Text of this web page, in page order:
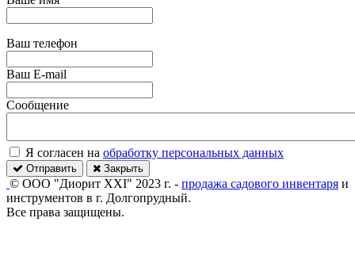
Ваш телефон
Ваш E-mail
Сообщение
Я согласен на обработку персональных данных
Отправить Закрыть
© ООО "Диорит XXI" 2023 г. - продажа садового инвентаря и
инструментов в г. Долгопрудный.
Все права защищены.